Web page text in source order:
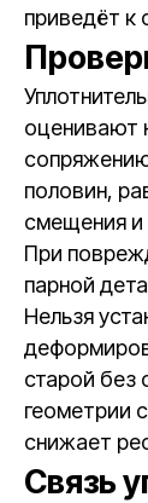
приведёт к
оценивают
половин,
смещения и
При
парной
Нельзя
старой без
геометрии
снижает
Связь